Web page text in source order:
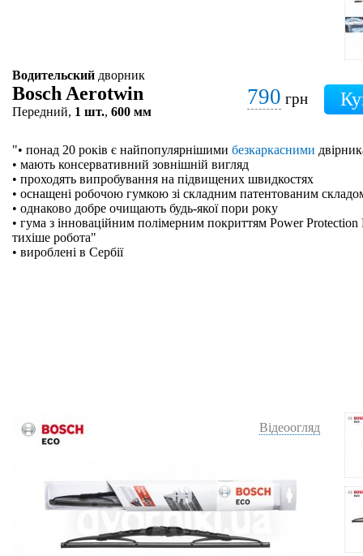
Водительский дворник
Bosch Aerotwin
Передний, 1 шт., 600 мм
790 грн
"• понад 20 років є найпопулярнішими безкаркасними
• мають консервативний зовнішній вигляд
• проходять випробування на підвищених швидкостях
• оснащені робочою гумкою зі складним патентованим
• однаково добре очищають будь-якої пори року
• гума з інноваційним полімерним покриттям Power
тихіше робота"
• вироблені в Сербії
Відеоогляд